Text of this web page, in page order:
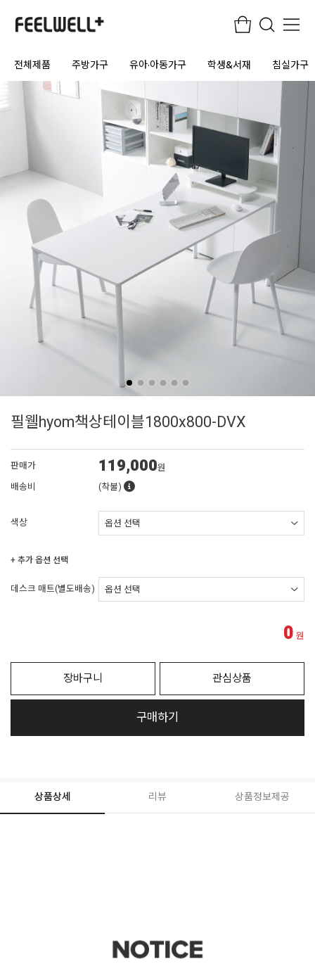
전체제품 주방가구 유아·아동가구 학생&서재 침실가구
필웰hyom책상테이블1800x800-DVX
판매가 119,000원
배송비
(착불)
색상
+ 추가 옵션 선택
데스크 매트(별도배송)
0 원
장바구니 관심상품
구매하기
상품상세 리뷰 상품정보제공